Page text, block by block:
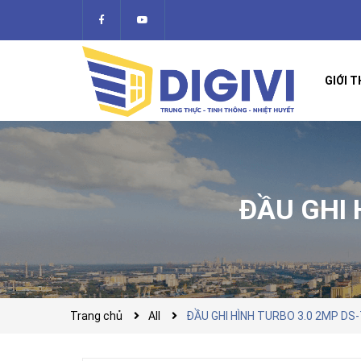
GIỚI
ĐẦU GHI
Trang chủ All ĐẦU GHI HÌNH TURBO 3.0 2MP